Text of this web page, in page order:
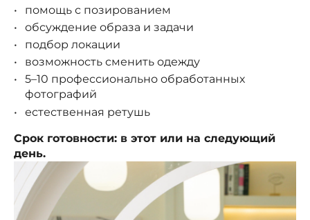
помощь с позированием
обсуждение образа и задачи
подбор локации
возможность сменить одежду
5–10 профессионально обработанных
фотографий
естественная ретушь
Срок готовности: в этот или на следующий
день.